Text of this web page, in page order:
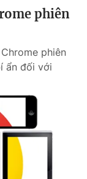
phiên
phiên
ẩn đối với